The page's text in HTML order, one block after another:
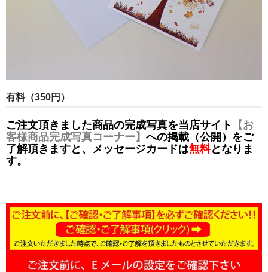
有料（350円）
ご注文頂きました商品の完成写真を当店サイト
【お
客様商品完成写真コーナー】 への掲載（公開）をご
了解頂きますと、メッセージカードは無料となりま
す。